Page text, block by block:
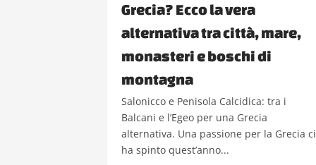
Grecia? Ecco la vera
alternativa tra città, mare,
monasteri e boschi di
montagna
Salonicco e Penisola Calcidica: tra i
Balcani e l’Egeo per una Grecia
alternativa. Una passione per la Grecia ci
ha spinto quest’anno...